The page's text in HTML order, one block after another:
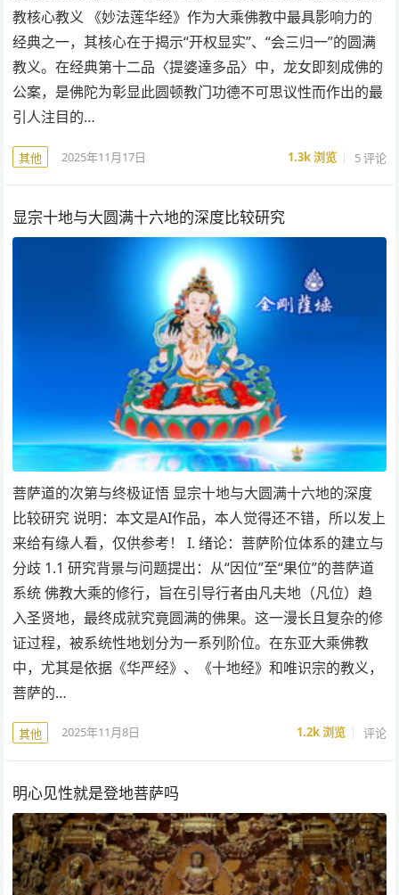
教核心教义 《妙法莲华经》作为大乘佛教中最具影响力的
经典之一，其核心在于揭示“开权显实”、“会三归一”的圆满
教义。在经典第十二品〈提婆達多品〉中，龙女即刻成佛的
公案，是佛陀为彰显此圆顿教门功德不可思议性而作出的最
引人注目的…
其他 2025年11月17日 1.3k浏览 5 评论
显宗十地与大圆满十六地的深度比较研究
菩萨道的次第与终极证悟 显宗十地与大圆满十六地的深度
比较研究 说明：本文是AI作品，本人觉得还不错，所以发上
来给有缘人看，仅供参考！ I. 绪论：菩萨阶位体系的建立与
分歧 1.1 研究背景与问题提出：从“因位”至“果位”的菩萨道
系统 佛教大乘的修行，旨在引导行者由凡夫地（凡位）趋
入圣贤地，最终成就究竟圆满的佛果。这一漫长且复杂的修
证过程，被系统性地划分为一系列阶位。在东亚大乘佛教
中，尤其是依据《华严经》、《十地经》和唯识宗的教义，
菩萨的…
其他 2025年11月8日 1.2k浏览 评论
明心见性就是登地菩萨吗